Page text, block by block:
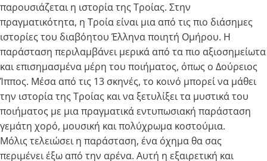
παρουσιάζεται η ιστορία της Τροίας. Στην
πραγματικότητα, η Τροία είναι μια από τις πιο διάσημες
ιστορίες του διαβόητου Έλληνα ποιητή Ομήρου. Η
παράσταση περιλαμβάνει μερικά από τα πιο αξιοσημείωτα
και επισημασμένα μέρη του ποιήματος, όπως ο Δούρειος
Ίππος. Μέσα από τις 13 σκηνές, το κοινό μπορεί να μάθει
την ιστορία της Τροίας και να ξετυλίξει τα μυστικά του
ποιήματος με μια πραγματικά εντυπωσιακή παράσταση
γεμάτη χορό, μουσική και πολύχρωμα κοστούμια.
Μόλις τελειώσει η παράσταση, ένα όχημα θα σας
περιμένει έξω από την αρένα. Αυτή η εξαιρετική και